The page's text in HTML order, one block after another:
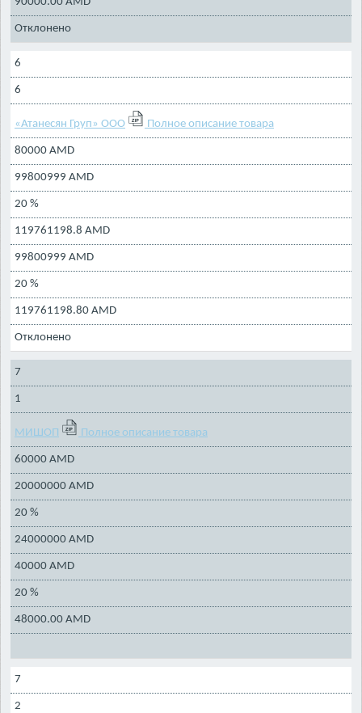
Отклонено
6
6
«Атанесян Груп» ООО Полное описание товара
80000 AMD
99800999 AMD
20 %
119761198.8 AMD
99800999 AMD
20 %
119761198.80 AMD
Отклонено
7
1
МИШОП Полное описание товара
60000 AMD
20000000 AMD
20 %
24000000 AMD
40000 AMD
20 %
48000.00 AMD
7
2